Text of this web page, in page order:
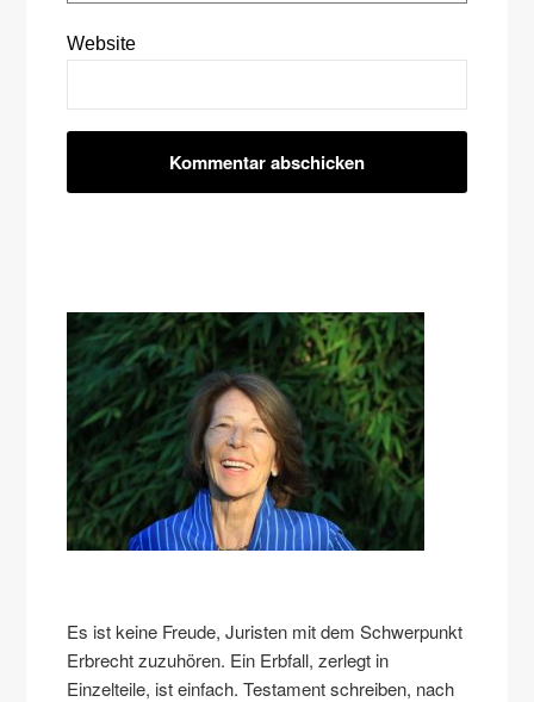
Website
Es ist keine Freude, Juristen mit dem Schwerpunkt
Erbrecht zuzuhören. Ein Erbfall, zerlegt in
Einzelteile, ist einfach. Testament schreiben, nach